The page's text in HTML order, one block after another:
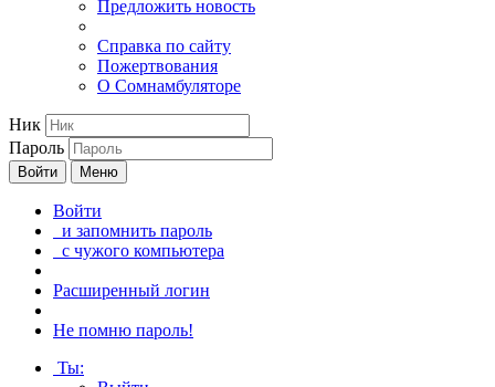
Предложить новость
Справка по сайту
Пожертвования
О Сомнамбуляторе
Ник
Пароль
Войти Меню
Войти
и запомнить пароль
с чужого компьютера
Расширенный логин
Не помню пароль!
Ты: